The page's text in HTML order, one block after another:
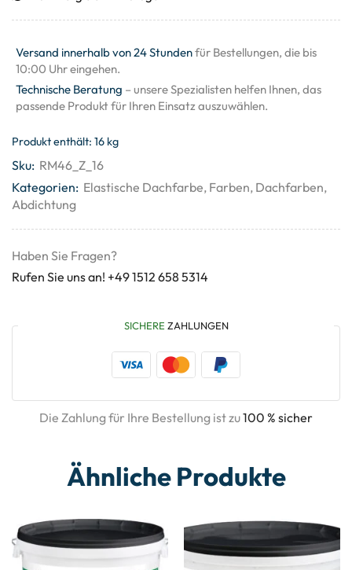
Versand innerhalb von 24 Stundenfür Bestellungen, die bis
10:00 Uhr eingehen.
Technische Beratung – unsere Spezialisten helfen Ihnen, das
passende Produkt für Ihren Einsatz auszuwählen.
Produkt enthält: 16 kg
Sku: RM46_Z_16
Kategorien: Elastische Dachfarbe, Farben, Dachfarben,
Abdichtung
Haben Sie Fragen?
Rufen Sie uns an! +49 1512 658 5314
SICHERE ZAHLUNGEN
Die Zahlung für Ihre Bestellung ist zu100 % sicher
Ähnliche Produkte